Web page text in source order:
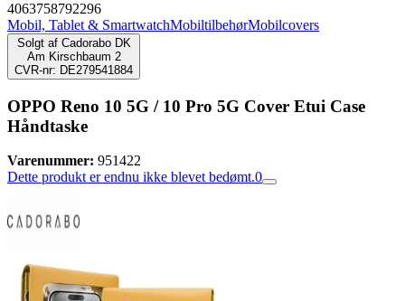
4063758792296
Mobil, Tablet & SmartwatchMobiltilbehørMobilcovers
Solgt af Cadorabo DK
Am Kirschbaum 2
CVR-nr: DE279541884
OPPO Reno 10 5G / 10 Pro 5G Cover Etui Case
Håndtaske
Varenummer: 951422
Dette produkt er endnu ikke blevet bedømt.0